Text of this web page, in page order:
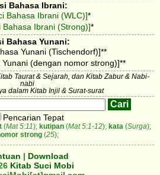
Bahasa Ibrani:
Bahasa Ibrani (WLC)]*
Bahasa Ibrani (Strong)]*
Bahasa Yunani:
Yunani (Tischendorf)]**
(dengan nomor strong)]**
Taurat & Sejarah, dan Kitab Zabur & Nabi-
nabi
dalam Kitab Injil & Surat-surat
Pencarian Tepat
(Mat 5:11); kutipan(Mat 5:1-12); kata(Surga);
strong(25);
| Download
Kitab Suci Mobi